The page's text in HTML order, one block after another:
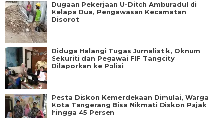
Dugaan Pekerjaan U-Ditch Amburadul di
Kelapa Dua, Pengawasan Kecamatan
Disorot
Diduga Halangi Tugas Jurnalistik, Oknum
Sekuriti dan Pegawai FIF Tangcity
Dilaporkan ke Polisi
Pesta Diskon Kemerdekaan Dimulai, Warga
Kota Tangerang Bisa Nikmati Diskon Pajak
hingga 45 Persen